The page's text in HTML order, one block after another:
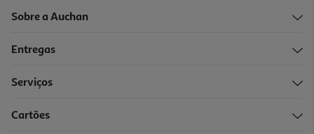
Sobre a Auchan
Entregas
Serviços
Cartões